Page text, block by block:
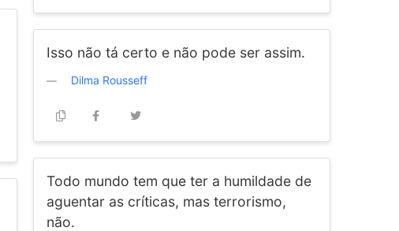
Isso não tá certo e não pode ser assim.
Dilma Rousseff
Todo mundo tem que ter a humildade de
aguentar as críticas, mas terrorismo,
não.